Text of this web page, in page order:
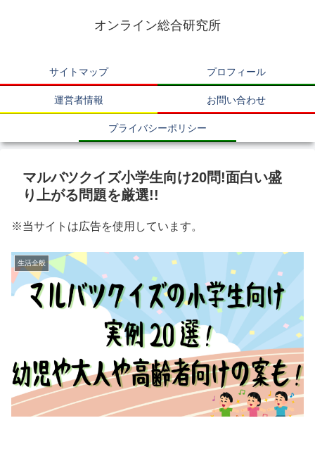
オンライン総合研究所
サイトマップ プロフィール
運営者情報 お問い合わせ
プライバシーポリシー
マルバツクイズ小学生向け20問!面白い盛
り上がる問題を厳選!!
※当サイトは広告を使用しています。
生活全般